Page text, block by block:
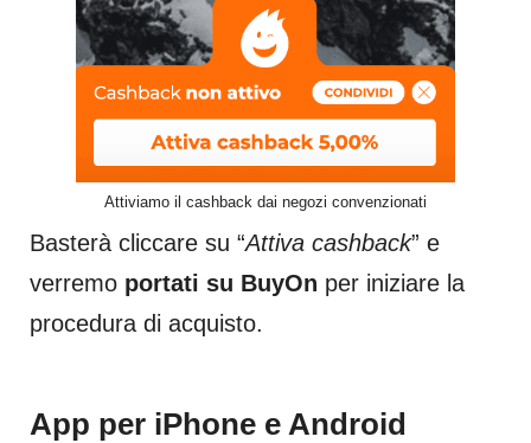
Attiviamo il cashback dai negozi convenzionati
Basterà cliccare su “Attiva cashback” e
verremo portati su BuyOn per iniziare la
procedura di acquisto.
App per iPhone e Android